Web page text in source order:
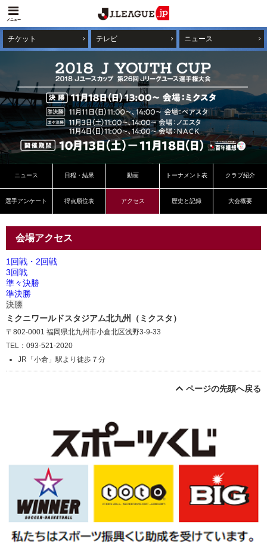
メニュー
チケット テレビ ニュース
ニュース 日程・結果 動画 トーナメント表 クラブ紹介
選手アンケート 得点順位表 アクセス 歴史と記録 大会概要
会場アクセス
1回戦・2回戦
3回戦
準々決勝
準決勝
決勝
ミクニワールドスタジアム北九州（ミクスタ）
〒802-0001 福岡県北九州市小倉北区浅野3-9-33
TEL：093-521-2020
JR「小倉」駅より徒歩７分
ページの先頭へ戻る